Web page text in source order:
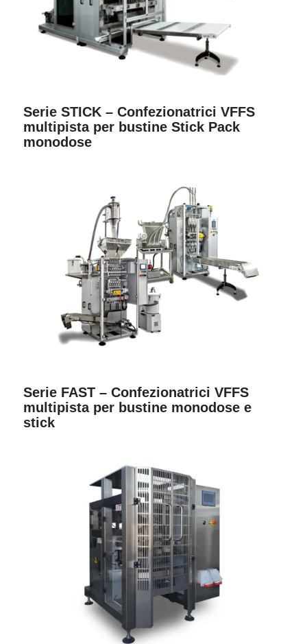
Serie STICK – Confezionatrici VFFS
multipista per bustine Stick Pack
monodose
Serie FAST – Confezionatrici VFFS
multipista per bustine monodose e
stick